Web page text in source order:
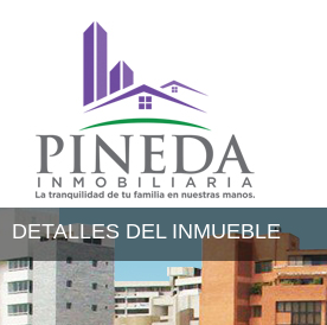
DETALLES DEL INMUEBLE